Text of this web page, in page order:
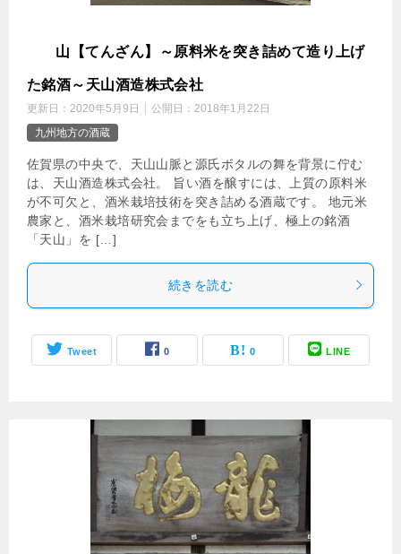
山【てんざん】～原料米を突き詰めて造り上げ
た銘酒～天山酒造株式会社
更新日： 2020年5月9日 公開日： 2018年1月22日
九州地方の酒蔵
佐賀県の中央で、天山山脈と源氏ボタルの舞を背景に佇む
は、天山酒造株式会社。 旨い酒を醸すには、上質の原料米
が不可欠と、酒米栽培技術を突き詰める酒蔵です。 地元米
農家と、酒米栽培研究会までをも立ち上げ、極上の銘酒
「天山」を […]
続きを読む
Tweet 0 0 LINE